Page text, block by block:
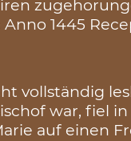
1445
vollständig
war, fiel
auf einen